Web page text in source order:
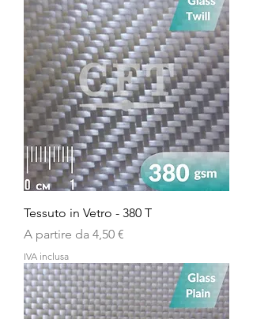
Tessuto in Vetro - 380 T
A partire da 4,50 €
Prezzo scontato
IVA inclusa